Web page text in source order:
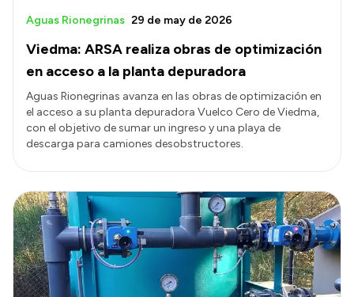
Viedma: ARSA realiza obras de optimización
en acceso a la planta depuradora
Aguas Rionegrinas 29 de may de 2026
Aguas Rionegrinas avanza en las obras de optimización en
el acceso a su planta depuradora Vuelco Cero de Viedma,
con el objetivo de sumar un ingreso y una playa de
descarga para camiones desobstructores.